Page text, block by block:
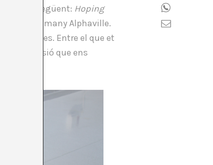
la frase següent: Hoping
alemany Alphaville.
Entre el que et
una tensió que ens